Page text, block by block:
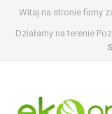
Witaj na stronie firmy
Działamy na terenie